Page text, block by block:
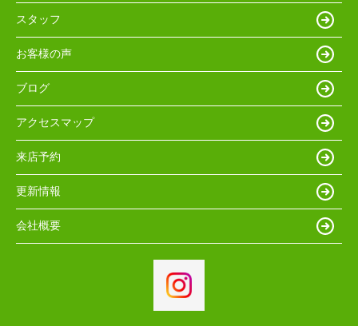
スタッフ
お客様の声
ブログ
アクセスマップ
来店予約
更新情報
会社概要